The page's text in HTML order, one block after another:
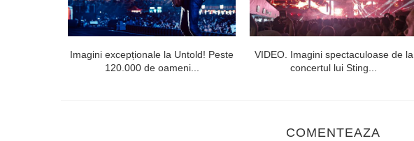
Imagini excepționale la Untold! Peste
120.000 de oameni...
VIDEO. Imagini spectaculoase de la
concertul lui Sting...
COMENTEAZA